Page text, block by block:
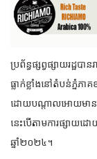
ប្រព័ន្ធផ្សព្វផ្សាយរដ្ឋ
ធ្លាក់ខ្លាំងនៅតំបន់ភ្នំ
ដោយបណ្តាលអោយមា
នេះបើតាមការផ្សាយដ
ឆ្នាំ២០២៤។